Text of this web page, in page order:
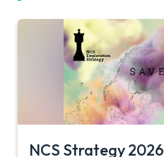
NCS Strategy 2026